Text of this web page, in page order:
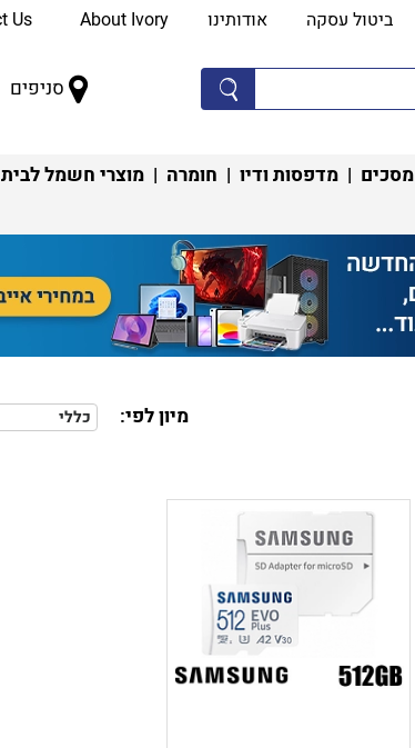
ביטול עסקה אודותינו About Ivory
סניפים
מסכים | מדפסות ודיו | חומרה | מוצרי חשמל לבית
מיון לפי: כללי